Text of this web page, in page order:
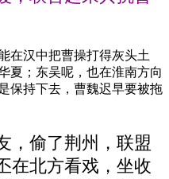
在汉中把曹操打得灰头土
夏；东吴呢，也在淮南方向
保持下去，曹魏迟早要被拖
，偷了荆州，联盟
在北方看戏，坐收